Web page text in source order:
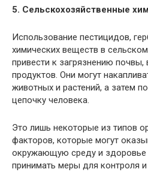
5. Сельскохозяйственные
Использование пестицидов,
химических веществ в
привести к загрязнению
продуктов. Они могут
животных и растений, а затем
цепочку человека.
Это лишь некоторые из типов
факторов, которые могут
окружающую среду и здоровье
принимать меры для контроля